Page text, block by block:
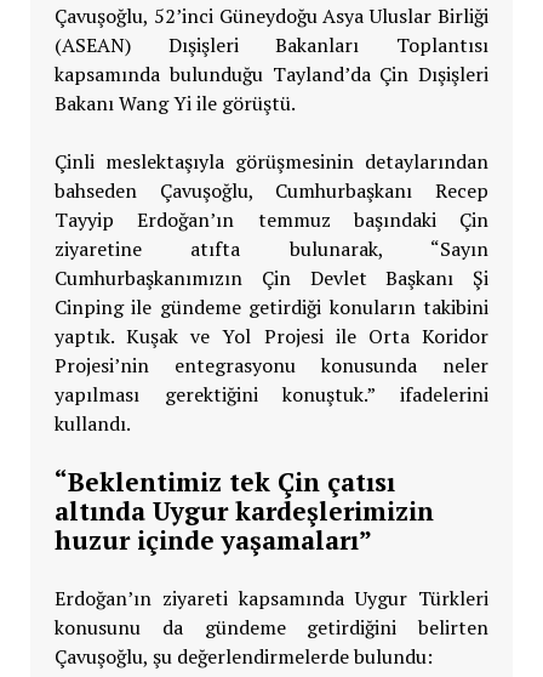
Çavuşoğlu, 52’inci Güneydoğu Asya Uluslar Birliği
(ASEAN) Dışişleri Bakanları Toplantısı
kapsamında bulunduğu Tayland’da Çin Dışişleri
Bakanı Wang Yi ile görüştü.
Çinli meslektaşıyla görüşmesinin detaylarından
bahseden Çavuşoğlu, Cumhurbaşkanı Recep
Tayyip Erdoğan’ın temmuz başındaki Çin
ziyaretine atıfta bulunarak, “Sayın
Cumhurbaşkanımızın Çin Devlet Başkanı Şi
Cinping ile gündeme getirdiği konuların takibini
yaptık. Kuşak ve Yol Projesi ile Orta Koridor
Projesi’nin entegrasyonu konusunda neler
yapılması gerektiğini konuştuk.” ifadelerini
kullandı.
“Beklentimiz tek Çin çatısı
altında Uygur kardeşlerimizin
huzur içinde yaşamaları”
Erdoğan’ın ziyareti kapsamında Uygur Türkleri
konusunu da gündeme getirdiğini belirten
Çavuşoğlu, şu değerlendirmelerde bulundu: